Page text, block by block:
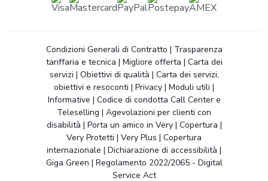
Condizioni Generali di Contratto | Trasparenza
tariffaria e tecnica | Migliore offerta | Carta dei
servizi | Obiettivi di qualità | Carta dei servizi,
obiettivi e resoconti | Privacy | Moduli utili |
Informative | Codice di condotta Call Center e
Teleselling | Agevolazioni per clienti con
disabilità | Porta un amico in Very| Copertura |
Very Protetti | Very Plus | Copertura
internazionale | Dichiarazione di accessibilità |
Giga Green | Regolamento 2022/2065 - Digital
Service Act